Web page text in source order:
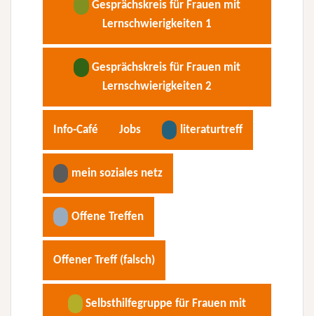
Gesprächskreis für Frauen mit
Lernschwierigkeiten 1
Gesprächskreis für Frauen mit
Lernschwierigkeiten 2
Info-Café Jobs literaturtreff
mein soziales netz
Offene Treffen
Offener Treff (falsch)
Selbsthilfegruppe für Frauen mit